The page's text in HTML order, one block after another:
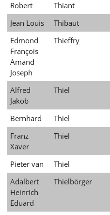
Robert Thiant
Jean Louis
Thibaut
Edmond
François
Amand
Joseph
Thieffry
Alfred
Jakob
Thiel
Bernhard Thiel
Franz
Xaver
Thiel
Pieter van
Thiel
Adalbert
Heinrich
Eduard
Thielbörger